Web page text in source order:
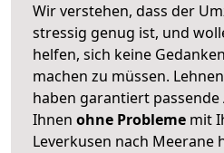
Wir verstehen, dass der
stressig genug ist, und
helfen, sich keine
machen zu müssen.
haben garantiert passende
Ihnen ohne Probleme mit
Leverkusen nach Meerane